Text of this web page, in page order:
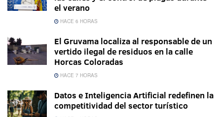
el verano
HACE 6 HORAS
El Gruvama localiza al responsable de un
vertido ilegal de residuos en la calle
Horcas Coloradas
HACE 7 HORAS
Datos e Inteligencia Artificial redefinen la
competitividad del sector turístico